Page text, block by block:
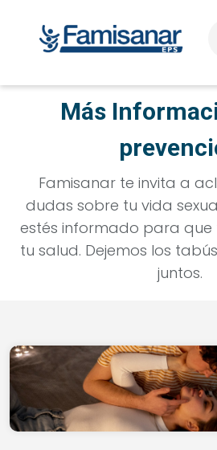
Más
Famisanar te invita a
dudas sobre tu vida
estés informado para
tu salud. Dejemos los
juntos.